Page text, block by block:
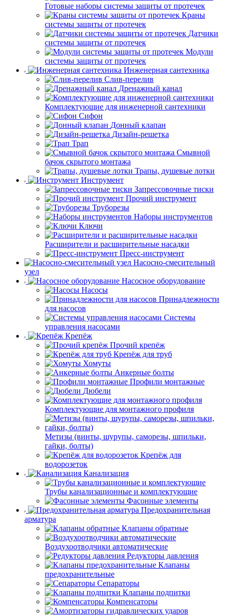
Готовые наборы системы защиты от протечек
Краны
системы защиты от протечек
Датчики
системы защиты от протечек
Модули
системы защиты от протечек
Инженерная сантехника
Слив-перелив
Дренажный канал
Комплектующие для инженерной сантехники
Сифон
Донный клапан
Дизайн-решетка
Трап
Смывной
бачок скрытого монтажа
Трапы, душевые лотки
Инструмент
Запрессовочные тиски
Прочий инструмент
Труборезы
Наборы инструментов
Ключи
Расширители и расширительные насадки
Пресс-инструмент
Насосно-смесительный
узел
Насосное оборудование
Насосы
Принадлежности
для насосов
Системы
управления насосами
Крепёж
Прочий крепёж
Крепёж для труб
Хомуты
Анкерные болты
Профили монтажные
Дюбели
Комплектующие для монтажного профиля
Метизы (винты, шурупы, саморезы, шпильки,
гайки, болты)
Крепёж для
водорозеток
Канализация
Трубы канализационные и комплектующие
Фасонные элементы
Предохранительная
арматура
Клапаны обратные
Воздухоотводчики автоматические
Редукторы давления
Клапаны
предохранительные
Сепараторы
Клапаны подпитки
Компенсаторы